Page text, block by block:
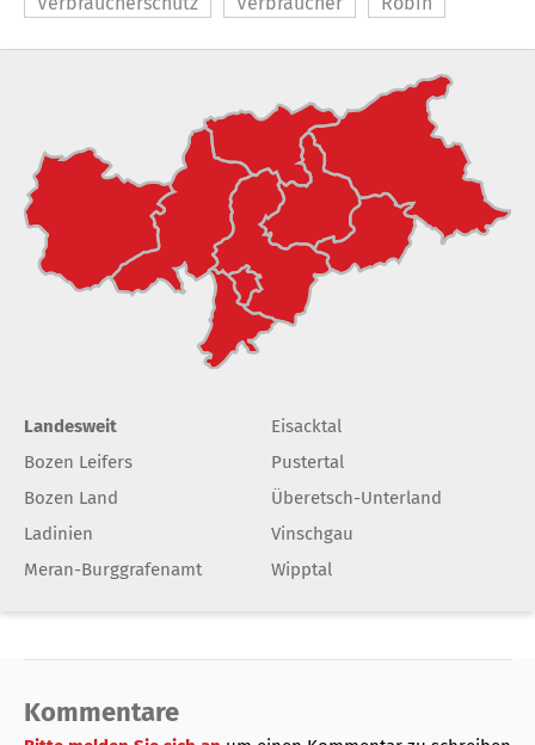
Landesweit
Bozen Leifers
Bozen Land
Ladinien
Meran-Burggrafenamt
Eisacktal
Pustertal
Überetsch-Unterland
Vinschgau
Wipptal
Kommentare